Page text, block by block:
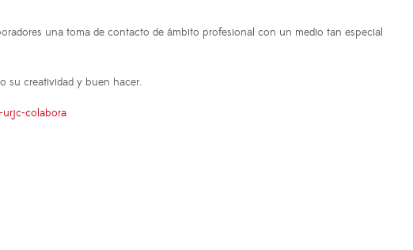
una toma de contacto de ámbito profesional con un medio tan especial
su creatividad y buen hacer.
urjc-colabora